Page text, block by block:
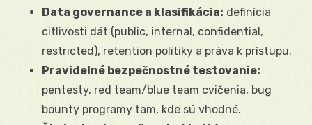
Data governance a klasifikácia: definícia
citlivosti dát (public, internal, confidential,
restricted), retention politiky a práva k prístupu.
Pravidelné bezpečnostné testovanie:
pentesty, red team/blue team cvičenia, bug
bounty programy tam, kde sú vhodné.